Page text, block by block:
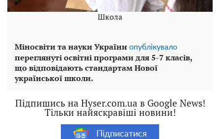
Школа
Міносвіти та науки України опублікувало
переглянуті освітні програми для 5-7 класів,
що відповідають стандартам Нової
української школи.
Підпишись на Hyser.com.ua в Google News!
Тільки найяскравіші новини!
Підписатися